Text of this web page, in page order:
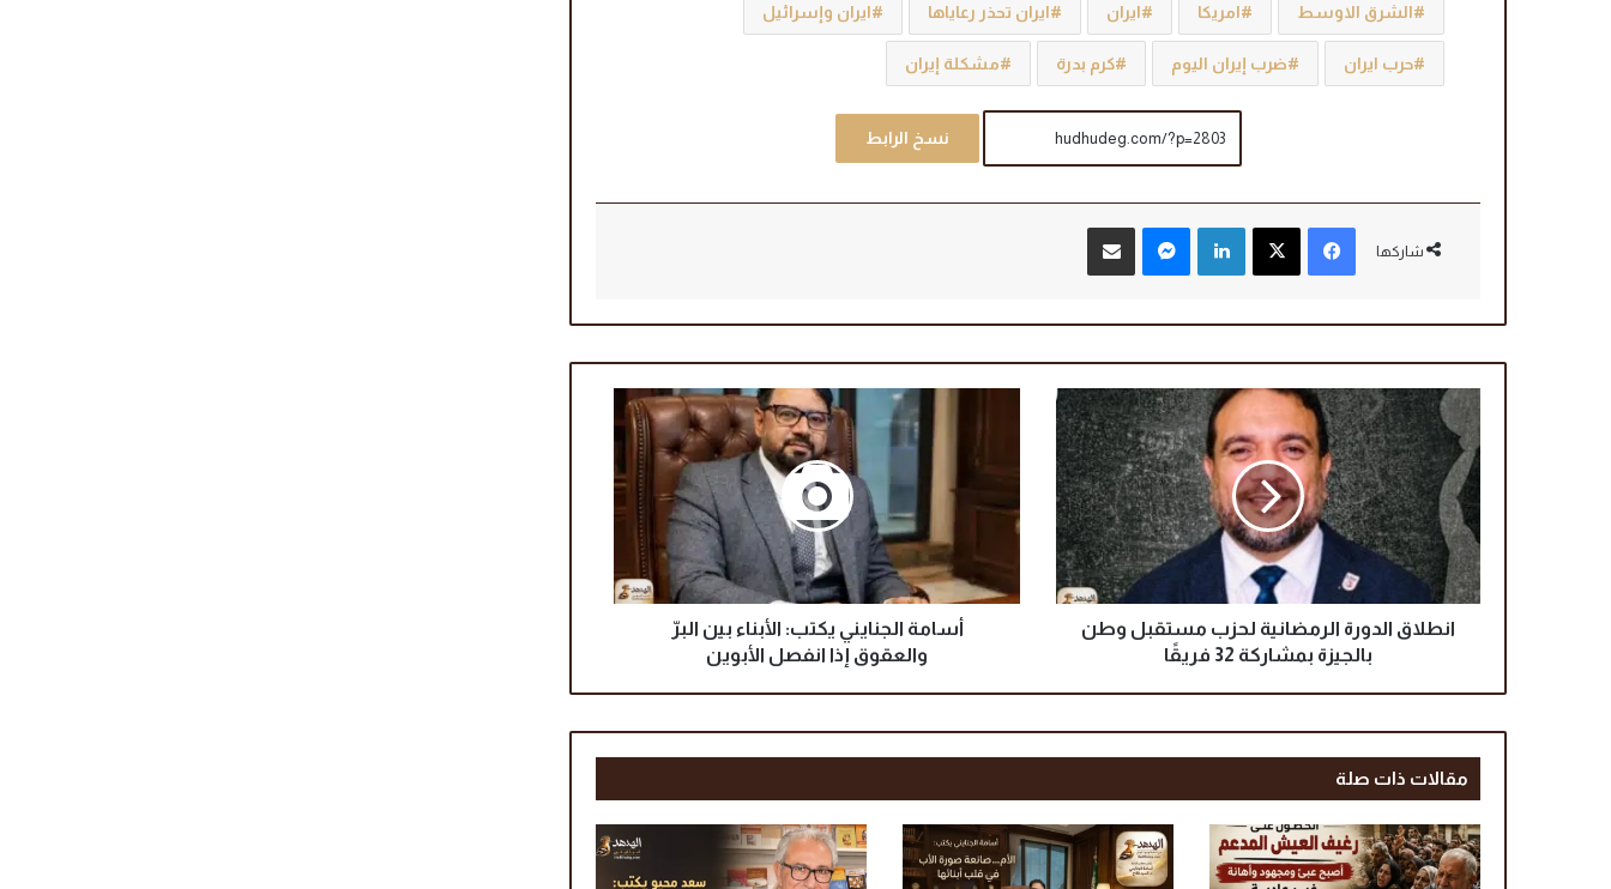
الشرق الاوسط امريكا ايران ايران تحذر رعاياها ايران وإسرائيل
حرب ايران ضرب إيران اليوم كرم بدرة مشكلة إيران
نسخ الرابط
شاركها
فيسبوك ‫X لينكدإن
ن
ط
ا
ق
ا
ل
د
ل
ض
ا
ن
ي
انطلاق الدورة الرمضانية لحزب مستقبل وطن
بالجيزة بمشاركة 32 فريقًا
ا
ن
ی
ب
:
ا
ل
أسامة الجنايني یکتب: الأبناء بين البرّ
والعقوق إذا انفصل الأبوين
مقالات ذات صلة